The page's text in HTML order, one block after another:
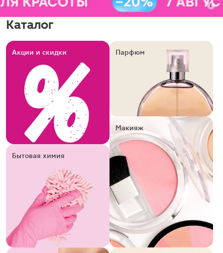
Каталог
Акции и скидки
Бытовая химия
Парфюм
Макияж